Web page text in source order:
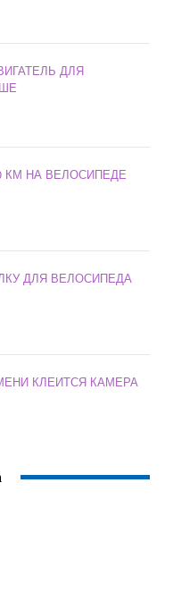
ДЛЯ
КМ НА ВЕЛОСИПЕДЕ
ДЛЯ ВЕЛОСИПЕДА
КЛЕИТСЯ КАМЕРА